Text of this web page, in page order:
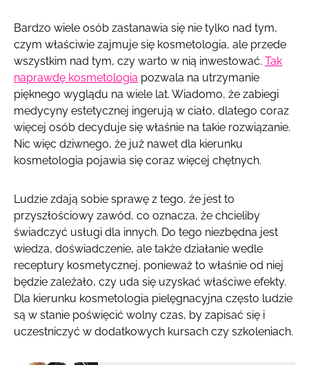
Bardzo wiele osób zastanawia się nie tylko nad tym,
czym właściwie zajmuje się kosmetologia, ale przede
wszystkim nad tym, czy warto w nią inwestować. Tak
naprawdę kosmetologia pozwala na utrzymanie
pięknego wyglądu na wiele lat. Wiadomo, że zabiegi
medycyny estetycznej ingerują w ciało, dlatego coraz
więcej osób decyduje się właśnie na takie rozwiązanie.
Nic więc dziwnego, że już nawet dla kierunku
kosmetologia pojawia się coraz więcej chętnych.
Ludzie zdają sobie sprawę z tego, że jest to
przyszłościowy zawód, co oznacza, że chcieliby
świadczyć usługi dla innych. Do tego niezbędna jest
wiedza, doświadczenie, ale także działanie wedle
receptury kosmetycznej, ponieważ to właśnie od niej
będzie zależało, czy uda się uzyskać właściwe efekty.
Dla kierunku kosmetologia pielęgnacyjna często ludzie
są w stanie poświęcić wolny czas, by zapisać się i
uczestniczyć w dodatkowych kursach czy szkoleniach.